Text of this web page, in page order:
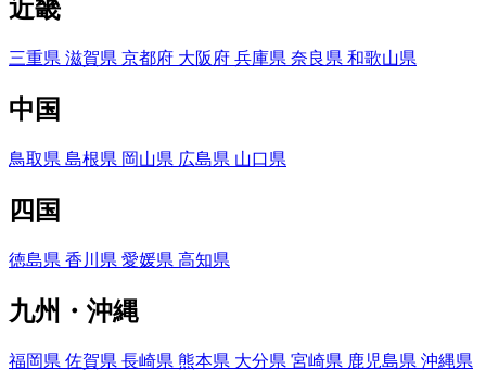
近畿
三重県 滋賀県 京都府 大阪府 兵庫県 奈良県 和歌山県
中国
鳥取県 島根県 岡山県 広島県 山口県
四国
徳島県 香川県 愛媛県 高知県
九州・沖縄
福岡県 佐賀県 長崎県 熊本県 大分県 宮崎県 鹿児島県 沖縄県